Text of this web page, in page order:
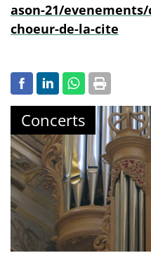
ason-21/
choeur-de-la-cite
Concerts